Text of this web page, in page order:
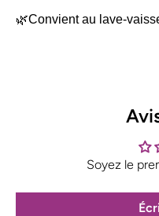
🌿Convient au lave-
Soyez le